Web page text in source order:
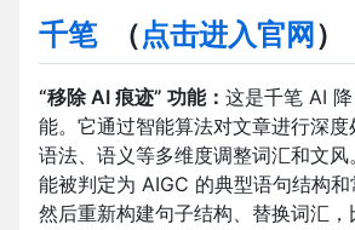
千笔（点击进入官网 ）
“移除 AI 痕迹” 功能： 这是千笔 AI
能。它通过智能算法对文章进行深度
语法、语义等多维度调整词汇和文
能被判定为 AIGC 的典型语句结构和
然后重新构建句子结构、替换词汇